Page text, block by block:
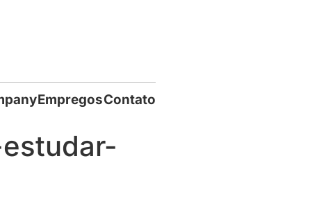
EmpregosContato